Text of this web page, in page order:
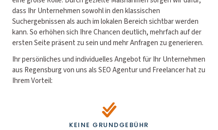
dass Ihr Unternehmen sowohl in den klassischen
Suchergebnissen als auch im lokalen Bereich sichtbar werden
kann. So erhöhen sich Ihre Chancen deutlich, mehrfach auf der
ersten Seite präsent zu sein und mehr Anfragen zu generieren.
Ihr persönliches und individuelles Angebot für Ihr Unternehmen
aus Regensburg von uns als SEO Agentur und Freelancer hat zu
Ihrem Vorteil:
KEINE GRUNDGEBÜHR